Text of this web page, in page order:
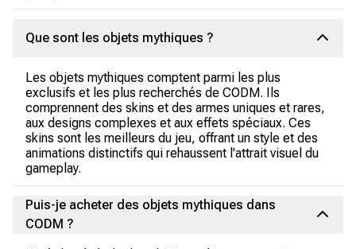
Que sont les objets mythiques ?
Les objets mythiques comptent parmi les plus
exclusifs et les plus recherchés de CODM. Ils
comprennent des skins et des armes uniques et rares,
aux designs complexes et aux effets spéciaux. Ces
skins sont les meilleurs du jeu, offrant un style et des
animations distinctifs qui rehaussent l'attrait visuel du
gameplay.
Puis-je acheter des objets mythiques dans
CODM ?